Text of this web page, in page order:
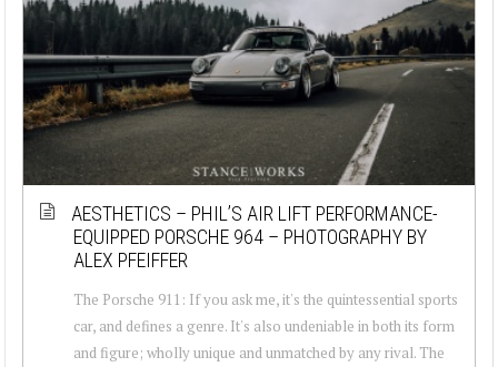
AESTHETICS – PHIL’S AIR LIFT PERFORMANCE-
EQUIPPED PORSCHE 964 – PHOTOGRAPHY BY
ALEX PFEIFFER
The Porsche 911: If you ask me, it's the quintessential sports
car, and defines a genre. It's also undeniable in both its form
and figure; wholly unique and unmatched by any rival. The